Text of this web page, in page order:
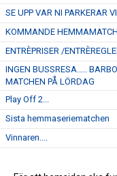
SE UPP VAR NI PARKERAR
KOMMANDE
ENTRÈPRISER /
INGEN BUSSRESA.....
MATCHEN PÅ LÖRDAG
Play Off 2...
Sista hemmaseriematchen
Vinnaren....